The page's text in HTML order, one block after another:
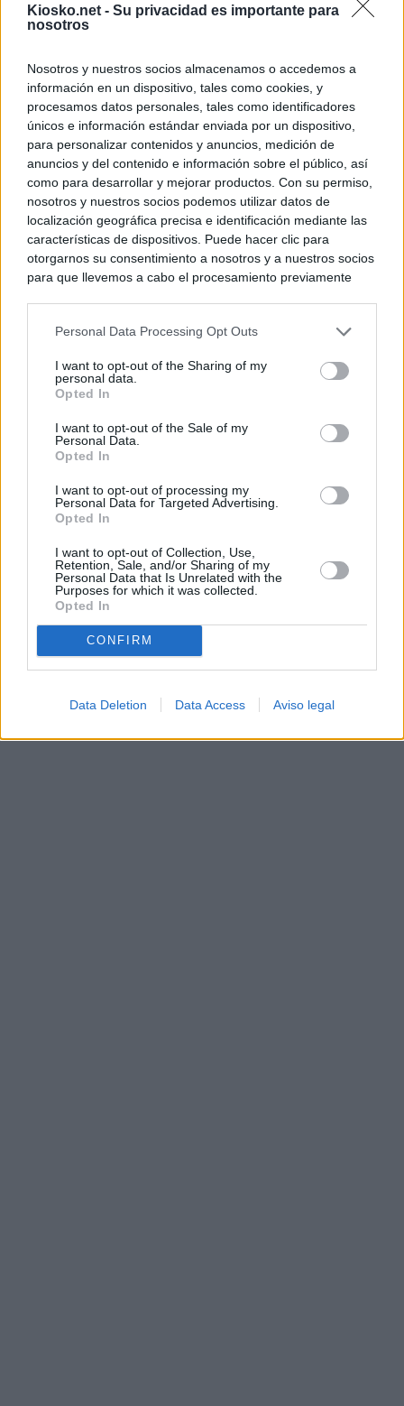
Kiosko.net - Su privacidad es importante para
nosotros
Nosotros y nuestros socios almacenamos o accedemos a
información en un dispositivo, tales como cookies, y
procesamos datos personales, tales como identificadores
únicos e información estándar enviada por un dispositivo,
para personalizar contenidos y anuncios, medición de
anuncios y del contenido e información sobre el público, así
como para desarrollar y mejorar productos. Con su permiso,
nosotros y nuestros socios podemos utilizar datos de
localización geográfica precisa e identificación mediante las
características de dispositivos. Puede hacer clic para
otorgarnos su consentimiento a nosotros y a nuestros socios
para que llevemos a cabo el procesamiento previamente
negar su consentimiento. Tenga en cuenta que algún
de su consentimiento, pero usted tiene el derecho de
rechazar tal procesamiento. Sus preferencias se aplicarán
cualquier momento entrando de nuevo en este sitio web o
visitando nuestra política de privacidad.
Personal Data Processing Opt Outs
I want to opt-out of the Sharing of my
personal data.
Opted In
I want to opt-out of the Sale of my
Personal Data.
Opted In
I want to opt-out of processing my
Personal Data for Targeted Advertising.
Opted In
I want to opt-out of Collection, Use,
Retention, Sale, and/or Sharing of my
Personal Data that Is Unrelated with the
Purposes for which it was collected.
Opted In
CONFIRM
Data Deletion Data Access Aviso legal